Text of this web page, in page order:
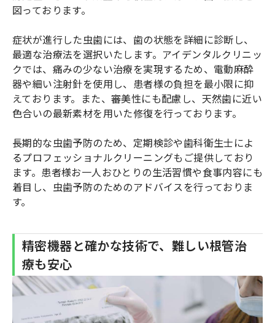
図っております。
症状が進行した虫歯には、歯の状態を詳細に診断し、
最適な治療法を選択いたします。アイデンタルクリニッ
クでは、痛みの少ない治療を実現するため、電動麻酔
器や細い注射針を使用し、患者様の負担を最小限に抑
えております。また、審美性にも配慮し、天然歯に近い
色合いの最新素材を用いた修復を行っております。
長期的な虫歯予防のため、定期検診や歯科衛生士によ
るプロフェッショナルクリーニングもご提供しており
ます。患者様お一人おひとりの生活習慣や食事内容にも
着目し、虫歯予防のためのアドバイスを行っておりま
す。
精密機器と確かな技術で、難しい根管治
療も安心